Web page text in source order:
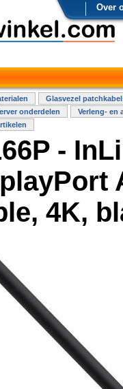
Over
Glasvezel
onderdelen
Verleng- en
-
4K,